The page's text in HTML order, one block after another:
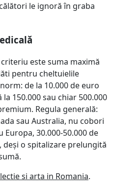
le ignoră în graba
este suma maximă
pentru cheltuielile
de la 10.000 de euro
150.000 sau chiar 500.000
Regula generală:
sau Australia, nu cobori
30.000-50.000 de
o spitalizare prelungită
si arta in Romania.